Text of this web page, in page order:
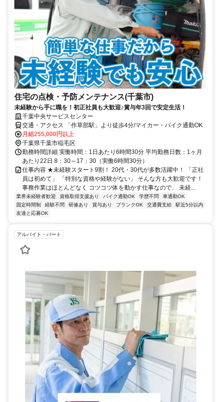
住宅の点検・予防メンテナンス(千葉市)
未経験から手に職を！初正社員も大歓迎♪賞与年3回で安定生活！
千葉中央サービスセンター
交通・アクセス 「作草部駅」より徒歩4分/マイカー・バイク通勤OK
月給255,000円以上
千葉県千葉市稲毛区
勤務時間詳細 実働時間：1日あたり6時間30分 平均勤務日数：1ヶ月
あたり22日 8：30～17：30（実働6時間30分）
仕事内容 ★未経験スタート9割！ 20代・30代が多数活躍中！ 「正社
員は初めて」 「特別な資格や経験がない」 そんな方も大歓迎です！
事務作業はほとんどなく コツコツ体を動かす仕事なので、 未経...
業界未経験者歓迎 資格取得支援あり バイク通勤OK 学歴不問
車通勤OK
固定時間制
経験不問 研修あり 賞与あり ブランクOK 交通費支給
駅近5分以内
友達と応募OK
アルバイト・パート